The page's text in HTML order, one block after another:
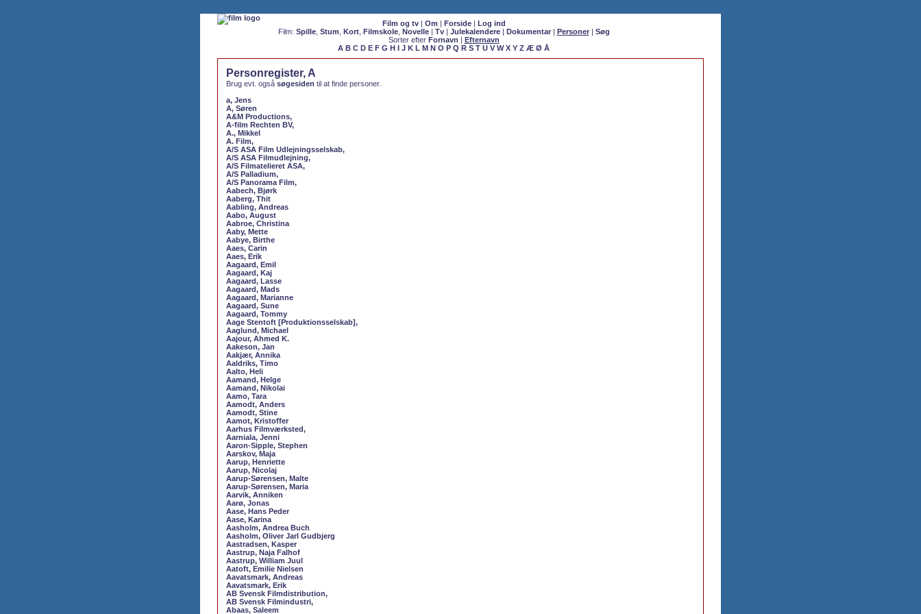
Film og tv| Om | Forside| Log ind
Film: Spille, Stum Kort, Filmskole, Novelle| Tv| Julekalendere| Dokumentar| Personer| Søg
Sorter efter Fornavn | Efternavn
A B C D E F G H I J K L M N O P Q R S T U V WX Y Z Æ Ø Å
Personregister, A
Brug evt. også søgesiden til at finde personer.
a, Jens
A, Søren
A&M Productions,
A-film Rechten BV,
A., Mikkel
A. Film,
A/S ASA Film Udlejningsselskab,
A/S ASA Filmudlejning,
A/S Filmatelieret ASA,
A/S Palladium,
A/S Panorama Film,
Aabech, Bjørk
Aaberg, Thit
Aabling, Andreas
Aabo, August
Aabroe, Christina
Aaby, Mette
Aabye, Birthe
Aaes, Carin
Aaes, Erik
Aagaard, Emil
Aagaard, Kaj
Aagaard, Lasse
Aagaard, Mads
Aagaard, Marianne
Aagaard, Sune
Aagaard, Tommy
Aage Stentoft [Produktionsselskab],
Aaglund, Michael
Aajour, Ahmed K.
Aakeson, Jan
Aakjær, Annika
Aaldriks, Timo
Aalto, Heli
Aamand, Helge
Aamand, Nikolai
Aamo, Tara
Aamodt, Anders
Aamodt, Stine
Aamot, Kristoffer
Aarhus Filmværksted,
Aarniala, Jenni
Aaron-Sipple, Stephen
Aarskov, Maja
Aarup, Henriette
Aarup, Nicolaj
Aarup-Sørensen, Malte
Aarup-Sørensen, Maria
Aarvik, Anniken
Aarø, Jonas
Aase, Hans Peder
Aase, Karina
Aasholm, Andrea Buch
Aasholm, Oliver Jarl Gudbjerg
Aastradsen, Kasper
Aastrup, Naja Falhof
Aastrup, William Juul
Aatoft, Emilie Nielsen
Aavatsmark, Andreas
Aavatsmark, Erik
AB Svensk Filmdistribution,
AB Svensk Filmindustri,
Abaas, Saleem